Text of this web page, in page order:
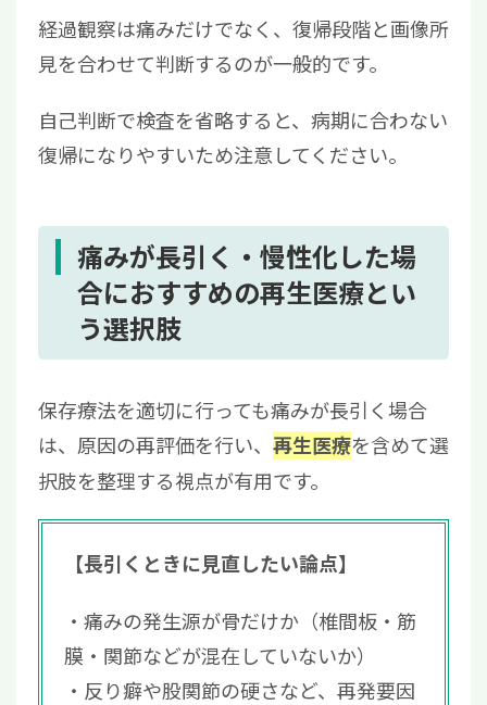
経過観察は痛みだけでなく、復帰段階と画像所
見を合わせて判断するのが一般的です。
自己判断で検査を省略すると、病期に合わない
復帰になりやすいため注意してください。
痛みが長引く・慢性化した場
合におすすめの再生医療とい
う選択肢
保存療法を適切に行っても痛みが長引く場合
は、原因の再評価を行い、 再生医療を含めて選
択肢を整理する視点が有用です。
【長引くときに見直したい論点】
痛みの発生源が骨だけか（椎間板・筋
膜・関節などが混在していないか）
反り癖や股関節の硬さなど、再発要因